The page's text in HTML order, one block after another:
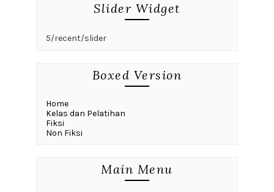
Slider Widget
5/recent/slider
Boxed Version
Home
Kelas dan Pelatihan
Fiksi
Non Fiksi
Main Menu